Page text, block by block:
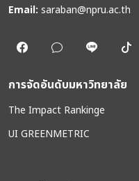
Email: saraban@npru.ac.th
การจัดอันดับมหาวิทยาลัย
The Impact Rankinge
UI GREENMETRIC